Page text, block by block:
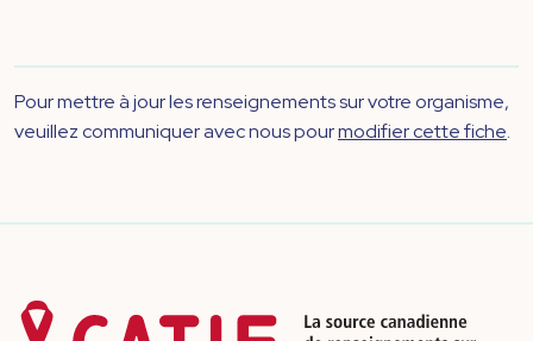
Pour mettre à jour les renseignements sur votre organisme,
veuillez communiquer avec nous pourmodifier cette fiche.